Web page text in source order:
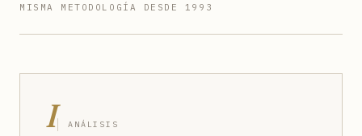
MISMA METODOLOGÍA DESDE 1993
I ANÁLISIS